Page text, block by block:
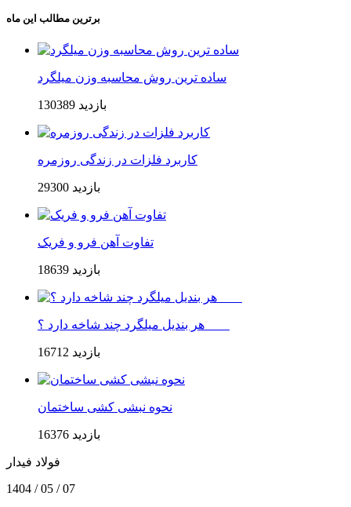
برترین مطالب این ماه
ساده ترین روش محاسبه وزن میلگرد
130389 بازدید
کاربرد فلزات در زندگی روزمره
29300 بازدید
تفاوت آهن فرو و فریک
18639 بازدید
16712 بازدید
نحوه نبشی کشی ساختمان
16376 بازدید
فولاد فيدار
1404 / 05 / 07